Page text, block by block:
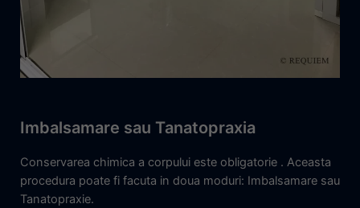
Imbalsamare sau Tanatopraxia
Conservarea chimica a corpului este obligatorie . Aceasta
procedura poate fi facuta in doua moduri: Imbalsamare sau
Tanatopraxie.